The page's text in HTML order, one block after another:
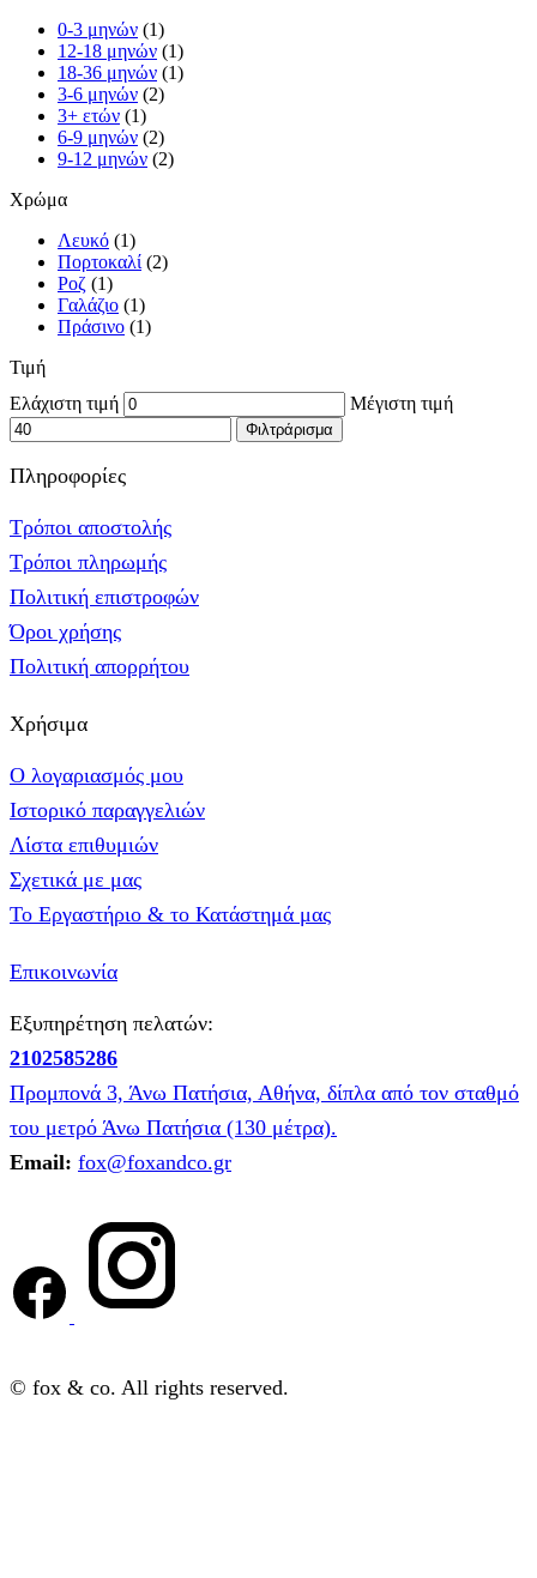
0-3 μηνών (1)
12-18 μηνών (1)
18-36 μηνών (1)
3-6 μηνών (2)
3+ ετών (1)
6-9 μηνών (2)
9-12 μηνών (2)
Χρώμα
Λευκό (1)
Πορτοκαλί (2)
Ροζ (1)
Γαλάζιο (1)
Πράσινο (1)
Τιμή
Ελάχιστη τιμή
Μέγιστη τιμή
Φιλτράρισμα
Πληροφορίες
Τρόποι αποστολής
Τρόποι πληρωμής
Πολιτική επιστροφών
Όροι χρήσης
Πολιτική απορρήτου
Χρήσιμα
Ο λογαριασμός μου
Ιστορικό παραγγελιών
Λίστα επιθυμιών
Σχετικά με μας
Το Εργαστήριο & το Κατάστημά μας
Επικοινωνία
Εξυπηρέτηση πελατών:
2102585286
Προμπονά 3, Άνω Πατήσια, Αθήνα, δίπλα από τον σταθμό
του μετρό Άνω Πατήσια (130 μέτρα).
Email: fox@foxandco.gr
© fox & co. All rights reserved.